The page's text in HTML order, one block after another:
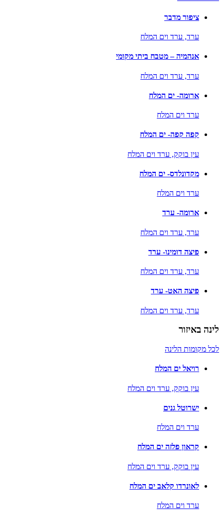
ציפור מדבר
ערד, ערד וים המלח
אנהמיה – מטבח ביתי מקומי
ערד, ערד וים המלח
ארומה- ים המלח
ערד וים המלח
קפה קפה- ים המלח
עין בוקק, ערד וים המלח
מקדונלדס- ים המלח
ערד וים המלח
ארומה- ערד
ערד, ערד וים המלח
פיצה דומינו- ערד
ערד, ערד וים המלח
פיצה האט- ערד
ערד, ערד וים המלח
לינה באיזור
לכל מקומות הלינה
רויאל ים המלח
עין בוקק, ערד וים המלח
ישרוטל גנים
ערד וים המלח
קראון פלזה ים המלח
עין בוקק, ערד וים המלח
לאונרדו קלאב ים המלח
ערד וים המלח